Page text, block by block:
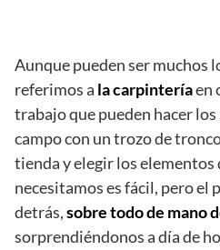
Aunque pueden ser muchos
referimos a la carpinteríaen
trabajo que pueden hacer
campo con un trozo de
tienda y elegir los elementos
necesitamos es fácil, pero el
detrás,sobre todo de mano
sorprendiéndonos a día de